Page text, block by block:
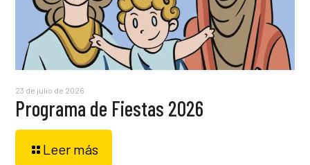
23 de julio de 2026
Programa de Fiestas 2026
Leer más